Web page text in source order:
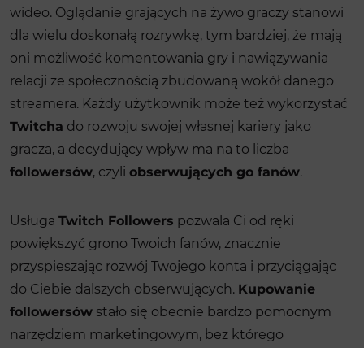
wideo. Oglądanie grających na żywo graczy stanowi
dla wielu doskonałą rozrywkę, tym bardziej, że mają
oni możliwość komentowania gry i nawiązywania
relacji ze społecznością zbudowaną wokół danego
streamera. Każdy użytkownik może też wykorzystać
Twitcha do rozwoju swojej własnej kariery jako
gracza, a decydujący wpływ ma na to liczba
followersów, czyli obserwujących go fanów.
Usługa Twitch Followers pozwala Ci od ręki
powiększyć grono Twoich fanów, znacznie
przyspieszając rozwój Twojego konta i przyciągając
do Ciebie dalszych obserwujących. Kupowanie
followersów stało się obecnie bardzo pomocnym
narzędziem marketingowym, bez którego